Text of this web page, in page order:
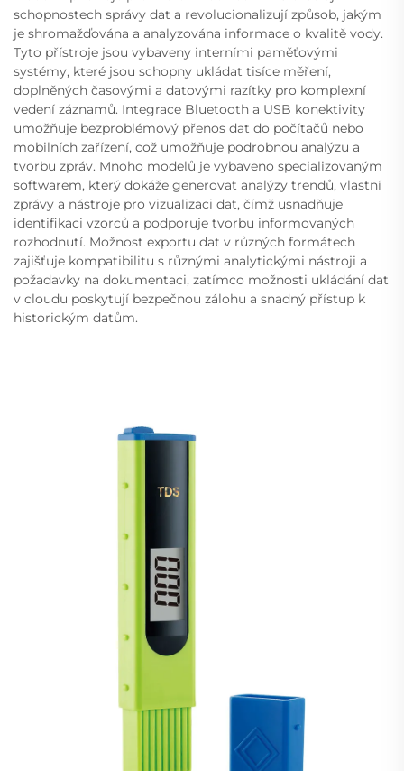
schopnostech správy dat a revolucionalizují způsob, jakým
je shromažďována a analyzována informace o kvalitě vody.
Tyto přístroje jsou vybaveny interními paměťovými
systémy, které jsou schopny ukládat tisíce měření,
doplněných časovými a datovými razítky pro komplexní
vedení záznamů. Integrace Bluetooth a USB konektivity
umožňuje bezproblémový přenos dat do počítačů nebo
mobilních zařízení, což umožňuje podrobnou analýzu a
tvorbu zpráv. Mnoho modelů je vybaveno specializovaným
softwarem, který dokáže generovat analýzy trendů, vlastní
zprávy a nástroje pro vizualizaci dat, čímž usnadňuje
identifikaci vzorců a podporuje tvorbu informovaných
rozhodnutí. Možnost exportu dat v různých formátech
zajišťuje kompatibilitu s různými analytickými nástroji a
požadavky na dokumentaci, zatímco možnosti ukládání dat
v cloudu poskytují bezpečnou zálohu a snadný přístup k
historickým datům.